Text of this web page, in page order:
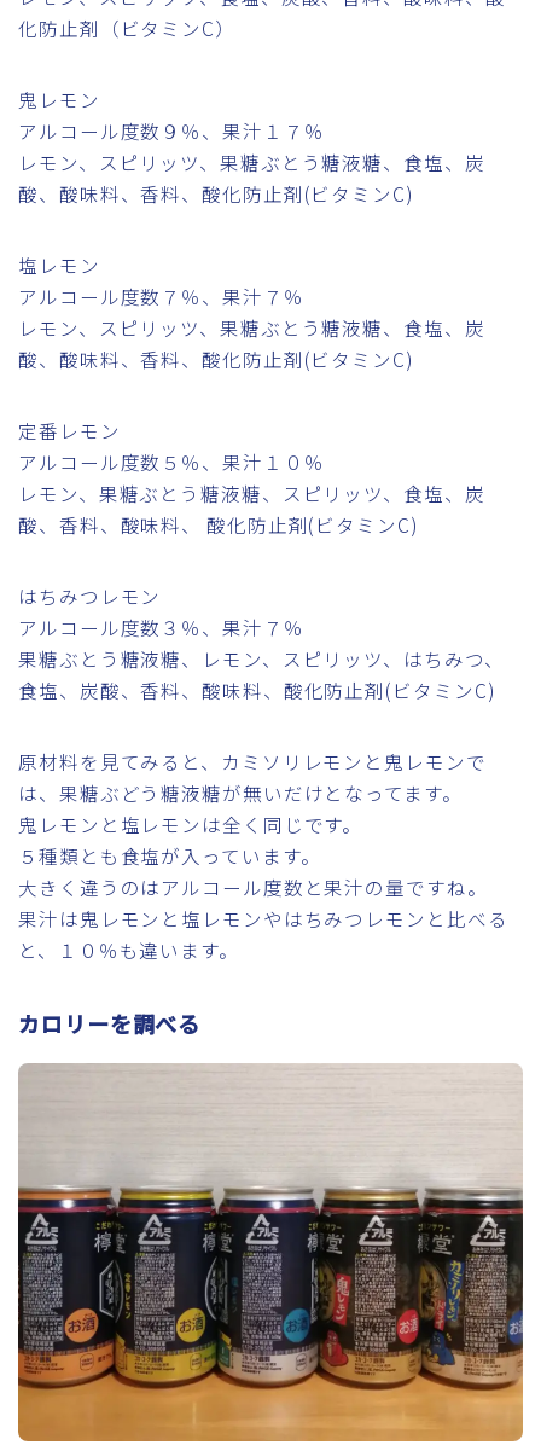
化防止剤（ビタミンC）
鬼レモン
アルコール度数９％、果汁１７％
レモン、スピリッツ、果糖ぶとう糖液糖、食塩、炭
酸、酸味料、香料、酸化防止剤(ビタミンC)
塩レモン
アルコール度数７％、果汁７％
レモン、スピリッツ、果糖ぶとう糖液糖、食塩、炭
酸、酸味料、香料、酸化防止剤(ビタミンC)
定番レモン
アルコール度数５％、果汁１０％
レモン、果糖ぶとう糖液糖、スピリッツ、食塩、炭
酸、香料、酸味料、 酸化防止剤(ビタミンC)
はちみつレモン
アルコール度数３％、果汁７％
果糖ぶとう糖液糖、レモン、スピリッツ、はちみつ、
食塩、炭酸、香料、酸味料、酸化防止剤(ビタミンC)
原材料を見てみると、カミソリレモンと鬼レモンで
は、果糖ぶどう糖液糖が無いだけとなってます。
鬼レモンと塩レモンは全く同じです。
５種類とも食塩が入っています。
大きく違うのはアルコール度数と果汁の量ですね。
果汁は鬼レモンと塩レモンやはちみつレモンと比べる
と、１０％も違います。
カロリーを調べる